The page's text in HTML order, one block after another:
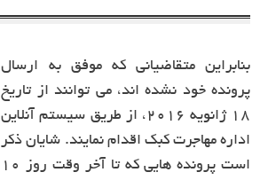
بنابراین متقاضیانی که موفق به ارسال
پرونده خود نشده اند، می توانند از تاریخ
۱۸ ژانویه ۲۰۱۶، از طریق سیستم آنلاین
اداره مهاجرت کبک اقدام نمایند. شایان ذکر
است پرونده هایی که تا آخر وقت روز ۱۰